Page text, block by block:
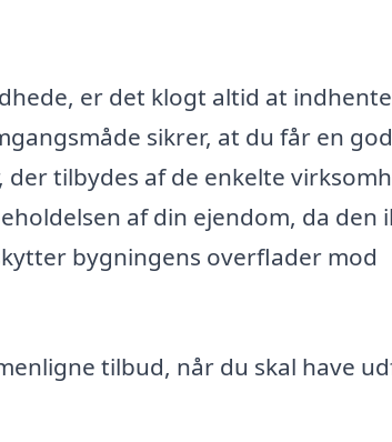
er det klogt altid at indhente
sikrer, at du får en
tilbydes af de enkelte
af din ejendom, da den
bygningens overflader mod
tilbud, når du skal have